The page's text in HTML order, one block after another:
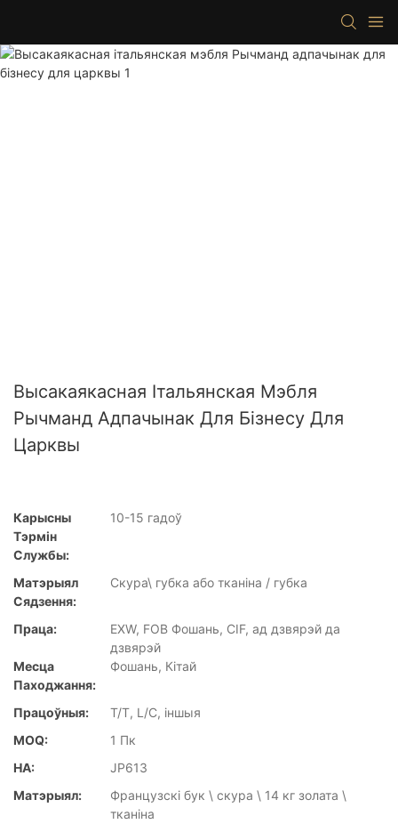
Высакаякасная Італьянская Мэбля
Рычманд Адпачынак Для Бізнесу Для
Царквы
Карысны
Тэрмін
Службы:
10-15 гадоў
Матэрыял
Сядзення:
Скура\ губка або тканіна / губка
Праца:
EXW, FOB Фошань, CIF, ад дзвярэй да
дзвярэй
Месца
Паходжання:
Фошань, Кітай
Працоўныя:
T/T, L/C, іншыя
MOQ:
1 Пк
НА:
JP613
Матэрыял:
Французскі бук \ скура \ 14 кг золата \
тканіна